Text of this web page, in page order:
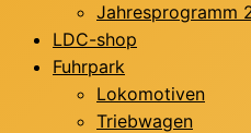
Jahresprogramm
LDC-shop
Fuhrpark
Lokomotiven
Triebwagen